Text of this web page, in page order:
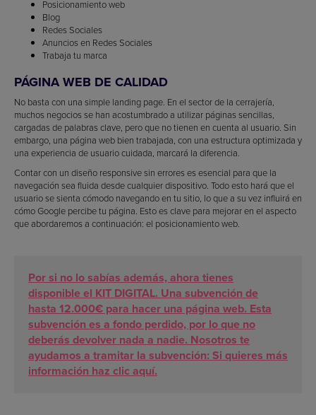
Posicionamiento web
Blog
Redes Sociales
Anuncios en Redes Sociales
Trabaja tu marca
PÁGINA WEB DE CALIDAD
No basta con una simple landing page. En el sector de la cerrajería,
muchos negocios se han acostumbrado a utilizar páginas sencillas,
cargadas de palabras clave, pero que no tienen en cuenta al usuario. Sin
embargo, una página web bien trabajada, con una estructura optimizada y
una experiencia de usuario cuidada, marcará la diferencia.
Contar con un diseño responsive sin errores es esencial para que la
navegación sea fluida desde cualquier dispositivo. Todo esto hará que el
usuario se sienta cómodo navegando en tu sitio, lo que a su vez influirá en
cómo Google percibe tu página. Esto es clave para mejorar en el aspecto
que abordaremos a continuación: el posicionamiento web.
Por si no lo sabías además, ahora tienes
disponible el KIT DIGITAL. Una subvención de
hasta 12.000€ para hacer una página web. Esta
subvención es a fondo perdido, por lo que no
deberás devolver nada a nadie. Nosotros te
ayudamos a tramitar la subvención: Si quieres más
información haz clic aquí.